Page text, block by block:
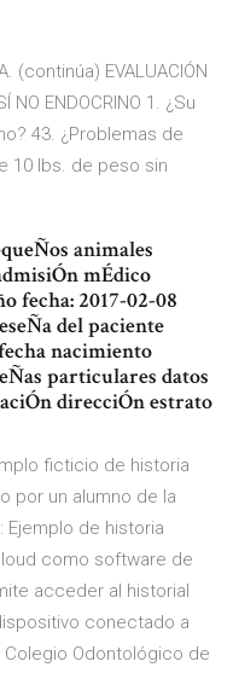
(continúa) EVALUACIÓN
NO ENDOCRINO 1. ¿Su
43. ¿Problemas de
10 lbs. de peso sin
animales
mÉdico
fecha: 2017-02-08
del paciente
nacimiento
particulares datos
direcciÓn estrato
ficticio de historia
por un alumno de la
Ejemplo de historia
como software de
acceder al historial
conectado a
Colegio Odontológico de